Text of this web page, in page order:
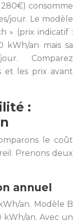
consomme
jour. Le modèle
» (prix indicatif :
kWh/an mais sa
Comparez
et les prix avant
:
le coût
Prenons deux
annuel
an. Modèle B
kWh/an. Avec un